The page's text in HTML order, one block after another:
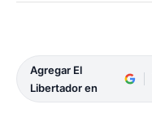
Agregar El
Libertador en